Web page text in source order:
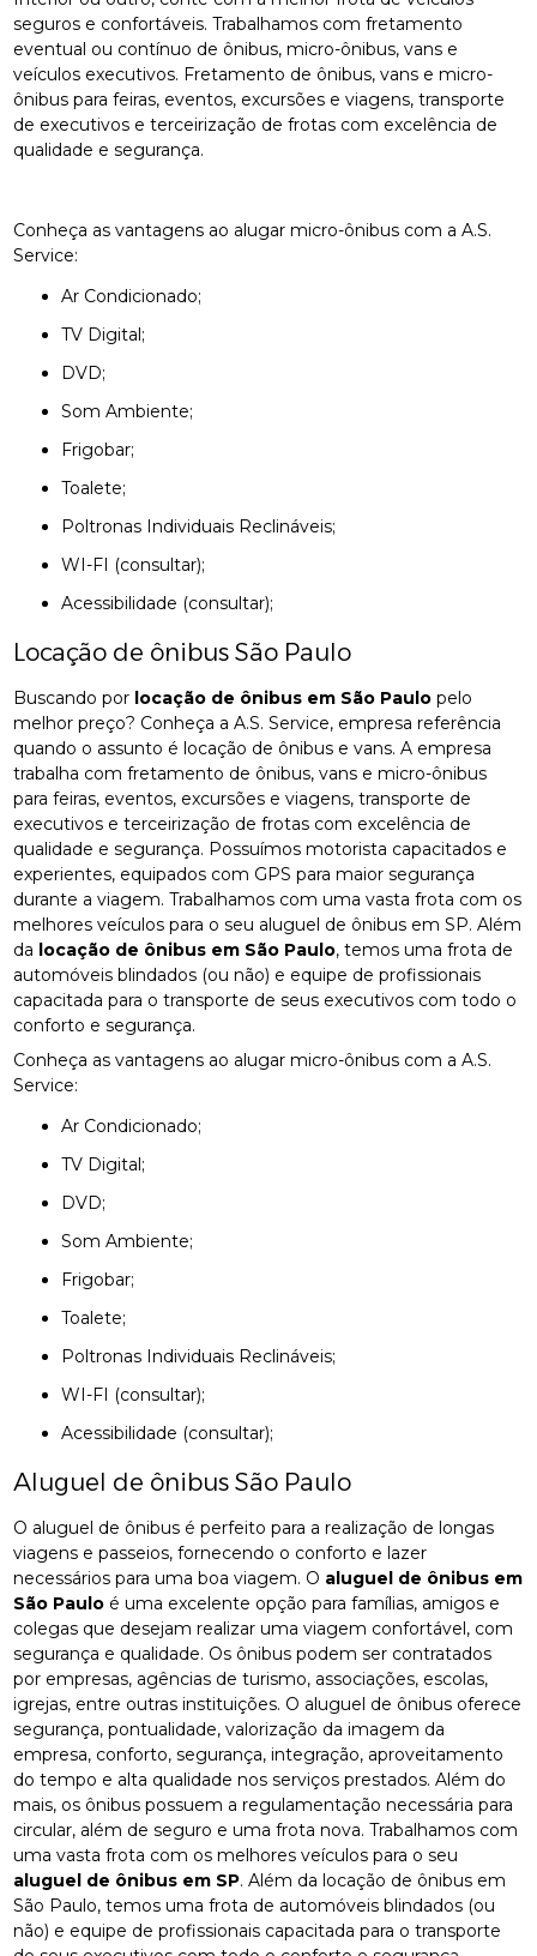
seguros e confortáveis. Trabalhamos com fretamento
eventual ou contínuo de ônibus, micro-ônibus, vans e
veículos executivos. Fretamento de ônibus, vans e micro-
ônibus para feiras, eventos, excursões e viagens, transporte
de executivos e terceirização de frotas com excelência de
qualidade e segurança.
Conheça as vantagens ao alugar micro-ônibus com a A.S.
Service:
Ar Condicionado;
TV Digital;
DVD;
Som Ambiente;
Frigobar;
Toalete;
Poltronas Individuais Reclináveis;
WI-FI (consultar);
Acessibilidade (consultar);
Locação de ônibus São Paulo
Buscando por locação de ônibus em São Paulo pelo
melhor preço? Conheça a A.S. Service, empresa referência
quando o assunto é locação de ônibus e vans. A empresa
trabalha com fretamento de ônibus, vans e micro-ônibus
para feiras, eventos, excursões e viagens, transporte de
executivos e terceirização de frotas com excelência de
qualidade e segurança. Possuímos motorista capacitados e
experientes, equipados com GPS para maior segurança
durante a viagem. Trabalhamos com uma vasta frota com os
melhores veículos para o seu aluguel de ônibus em SP. Além
da locação de ônibus em São Paulo, temos uma frota de
automóveis blindados (ou não) e equipe de profissionais
capacitada para o transporte de seus executivos com todo o
conforto e segurança.
Conheça as vantagens ao alugar micro-ônibus com a A.S.
Service:
Ar Condicionado;
TV Digital;
DVD;
Som Ambiente;
Frigobar;
Toalete;
Poltronas Individuais Reclináveis;
WI-FI (consultar);
Acessibilidade (consultar);
Aluguel de ônibus São Paulo
O aluguel de ônibus é perfeito para a realização de longas
viagens e passeios, fornecendo o conforto e lazer
necessários para uma boa viagem. O aluguel de ônibus em
São Paulo é uma excelente opção para famílias, amigos e
colegas que desejam realizar uma viagem confortável, com
segurança e qualidade. Os ônibus podem ser contratados
por empresas, agências de turismo, associações, escolas,
igrejas, entre outras instituições. O aluguel de ônibus oferece
segurança, pontualidade, valorização da imagem da
empresa, conforto, segurança, integração, aproveitamento
do tempo e alta qualidade nos serviços prestados. Além do
mais, os ônibus possuem a regulamentação necessária para
circular, além de seguro e uma frota nova. Trabalhamos com
uma vasta frota com os melhores veículos para o seu
aluguel de ônibus em SP. Além da locação de ônibus em
São Paulo, temos uma frota de automóveis blindados (ou
não) e equipe de profissionais capacitada para o transporte